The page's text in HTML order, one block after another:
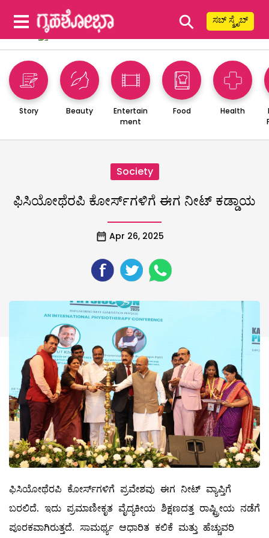
⚲ ಸಬ್ ಸ್ಕ್ರೈಬ್
Story Beauty
Entertain
ment
Food Health
Society
ಫಿಸಿಯೋಥೆರಪಿ ಕೋರ್ಸ್‌ಗಳಿಗೆ ಈಗ ನೀಟ್ ಕಡ್ಡಾಯ
Apr 26, 2025
ಫಿಸಿಯೋಥೆರಪಿ ಕೋರ್ಸ್‌ಗಳಿಗೆ ಪ್ರವೇಶವು ಈಗ ನೀಟ್ ವ್ಯಾಪ್ತಿಗೆ
ಬರಲಿದೆ. ಇದು ಪ್ರಮಾಣೀಕೃತ ವೈದ್ಯಕೀಯ ಶಿಕ್ಷಣದತ್ತ ರಾಷ್ಟ್ರೀಯ ನಡೆಗೆ
ಪೂರಕವಾಗಿರುತ್ತದೆ. ಸಾಮರ್ಥ್ಯ ಆಧಾರಿತ ಕಲಿಕೆ ಮತ್ತು ಹೆಚ್ಚುವರಿ